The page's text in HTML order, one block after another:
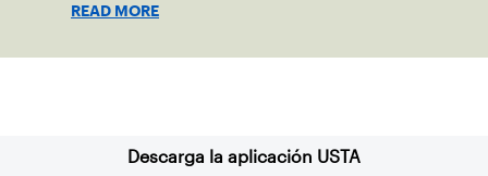
READ MORE
Descarga la aplicación USTA